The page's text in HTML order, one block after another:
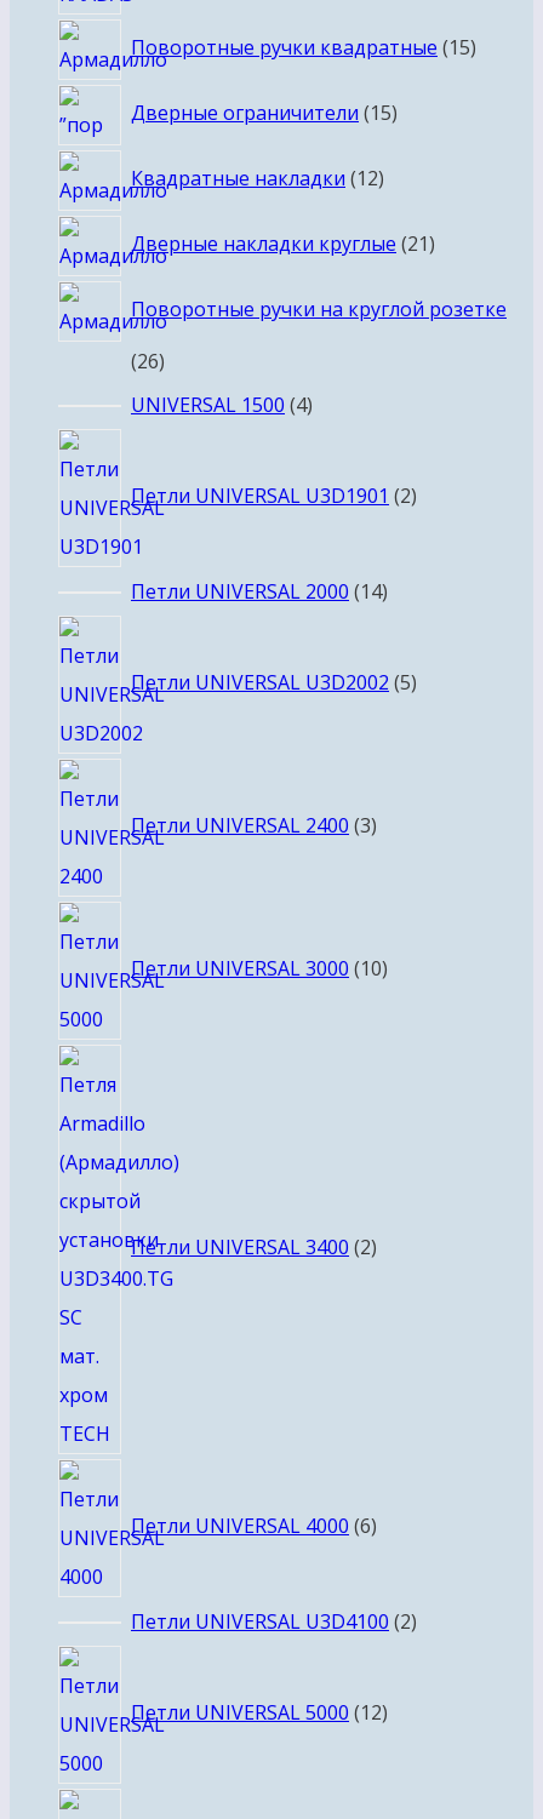
Поворотные ручки квадратные 1515
Дверные ограничители 1515
Квадратные накладки 1212
Дверные накладки круглые 2121
Поворотные ручки на круглой розетке
2626
товаров
UNIVERSAL 1500 44
Петли UNIVERSAL U3D1901 2товара
Петли UNIVERSAL 2000 1414
Петли UNIVERSAL U3D2002 5товаров
Петли UNIVERSAL 2400 3товара
Петли UNIVERSAL 3000 10товаров
Петли UNIVERSAL 3400 2
Петли UNIVERSAL 4000 6товаров
Петли UNIVERSAL U3D4100 22
Петли UNIVERSAL 5000 12товаров